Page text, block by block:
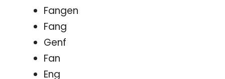
Fangen
Fang
Genf
Fan
Eng